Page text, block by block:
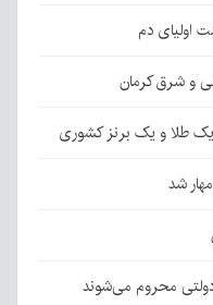
اولیای دم
و شرق کرمان
طلا و یک برنز کشوری
شد
محروم می‌شوند